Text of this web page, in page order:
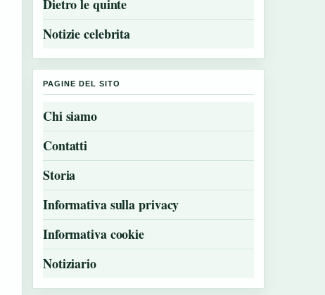
Dietro le quinte
Notizie celebrita
PAGINE DEL SITO
Chi siamo
Contatti
Storia
Informativa sulla privacy
Informativa cookie
Notiziario